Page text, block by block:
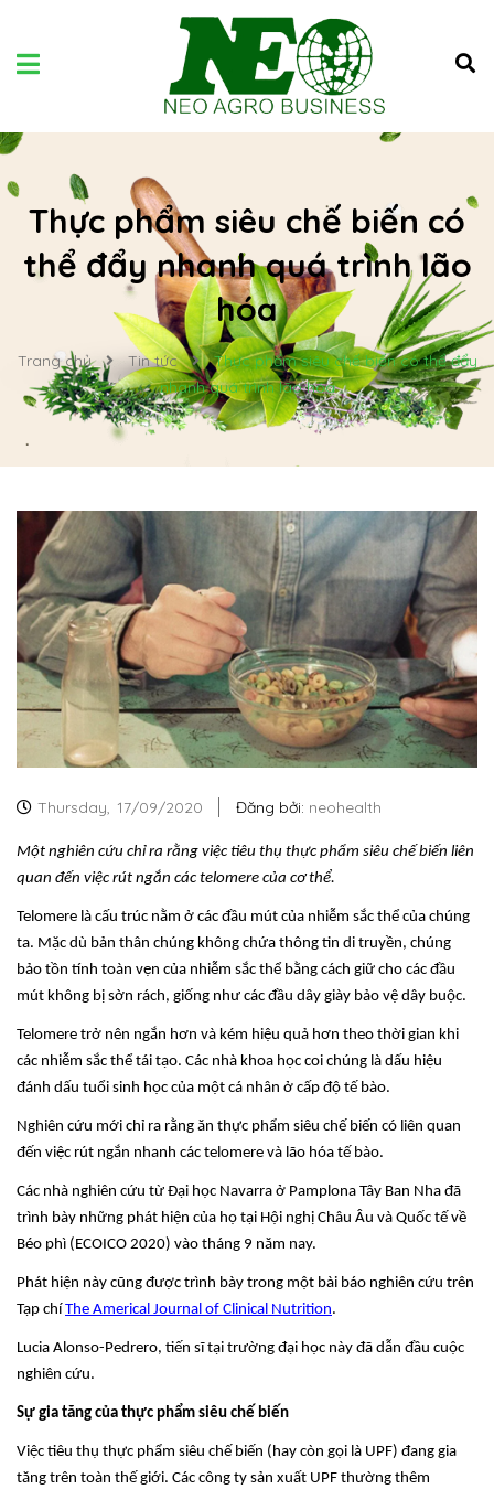
Thực phẩm siêu chế biến có
thể đẩy nhanh quá trình lão
hóa
Trang chủ Tin tức
Thực phẩm siêu chế biến có thể đẩy
nhanh quá trình lão hóa
Thursday, 17/09/2020 Đăng bởi: neohealth
Một nghiên cứu chỉ ra rằng việc tiêu thụ thực phẩm siêu chế biến liên
quan đến việc rút ngắn các telomere của cơ thể.
Telomere là cấu trúc nằm ở các đầu mút của nhiễm sắc thể của chúng
ta. Mặc dù bản thân chúng không chứa thông tin di truyền, chúng
bảo tồn tính toàn vẹn của nhiễm sắc thể bằng cách giữ cho các đầu
mút không bị sờn rách, giống như các đầu dây giày bảo vệ dây buộc.
Telomere trở nên ngắn hơn và kém hiệu quả hơn theo thời gian khi
các nhiễm sắc thể tái tạo. Các nhà khoa học coi chúng là dấu hiệu
đánh dấu tuổi sinh học của một cá nhân ở cấp độ tế bào.
Nghiên cứu mới chỉ ra rằng ăn thực phẩm siêu chế biến có liên quan
đến việc rút ngắn nhanh các telomere và lão hóa tế bào.
Các nhà nghiên cứu từ Đại học Navarra ở Pamplona Tây Ban Nha đã
trình bày những phát hiện của họ tại Hội nghị Châu Âu và Quốc tế về
Béo phì (ECOICO 2020) vào tháng 9 năm nay.
Phát hiện này cũng được trình bày trong một bài báo nghiên cứu trên
Tạp chí The Americal Journal of Clinical Nutrition.
Lucia Alonso-Pedrero, tiến sĩ tại trường đại học này đã dẫn đầu cuộc
nghiên cứu.
Sự gia tăng của thực phẩm siêu chế biến
Việc tiêu thụ thực phẩm siêu chế biến (hay còn gọi là UPF) đang gia
tăng trên toàn thế giới. Các công ty sản xuất UPF thường thêm